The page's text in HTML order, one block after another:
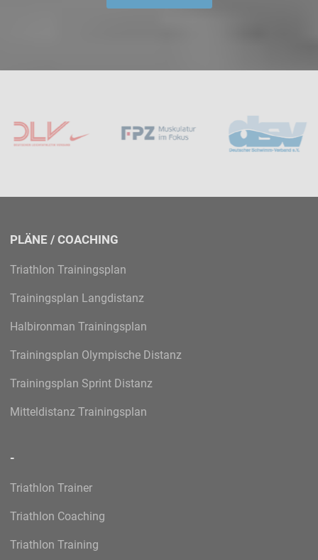
PLÄNE / COACHING
Triathlon Trainingsplan
Trainingsplan Langdistanz
Halbironman Trainingsplan
Trainingsplan Olympische Distanz
Trainingsplan Sprint Distanz
Mitteldistanz Trainingsplan
-
Triathlon Trainer
Triathlon Coaching
Triathlon Training